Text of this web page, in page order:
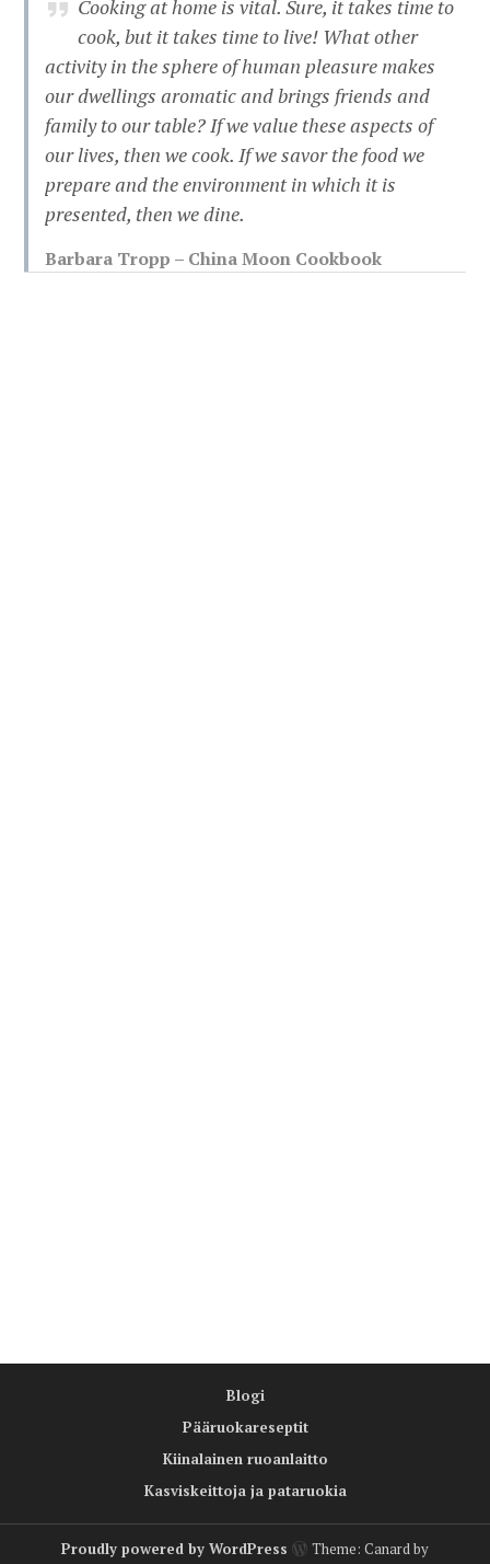
Cooking at home is vital. Sure, it takes time to
cook, but it takes time to live! What other
activity in the sphere of human pleasure makes
our dwellings aromatic and brings friends and
family to our table? If we value these aspects of
our lives, then we cook. If we savor the food we
prepare and the environment in which it is
presented, then we dine.
Barbara Tropp – China Moon Cookbook
Blogi
Pääruokareseptit
Kiinalainen ruoanlaitto
Kasviskeittoja ja pataruokia
Proudly powered by WordPress Theme: Canard by